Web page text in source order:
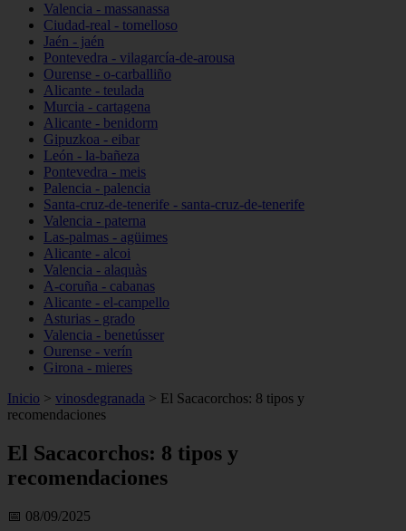
Valencia - massanassa
Ciudad-real - tomelloso
Jaén - jaén
Pontevedra - vilagarcía-de-arousa
Ourense - o-carballiño
Alicante - teulada
Murcia - cartagena
Alicante - benidorm
Gipuzkoa - eibar
León - la-bañeza
Pontevedra - meis
Palencia - palencia
Santa-cruz-de-tenerife - santa-cruz-de-tenerife
Valencia - paterna
Las-palmas - agüimes
Alicante - alcoi
Valencia - alaquàs
A-coruña - cabanas
Alicante - el-campello
Asturias - grado
Valencia - benetússer
Ourense - verín
Girona - mieres
Inicio > vinosdegranada > El Sacacorchos: 8 tipos y
recomendaciones
El Sacacorchos: 8 tipos y
recomendaciones
📅 08/09/2025